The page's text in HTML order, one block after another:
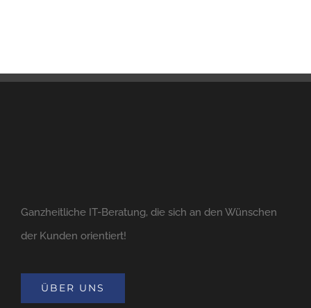
Ganzheitliche IT-Beratung, die sich an den Wünschen
der Kunden orientiert!
ÜBER UNS